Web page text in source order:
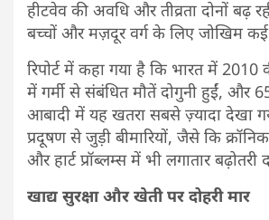
हीटवेव की अवधि और तीव्रता दोनों बढ़
बच्चों और मज़दूर वर्ग के लिए जोखिम कई
रिपोर्ट में कहा गया है कि भारत में
में गर्मी से संबंधित मौतें दोगुनी हुईं, और
आबादी में यह खतरा सबसे ज़्यादा देखा
प्रदूषण से जुड़ी बीमारियों, जैसे कि क्रॉनिक
और हार्ट प्रॉब्लम्स में भी लगातार बढ़ोतरी
खाद्य सुरक्षा और खेती पर दोहरी मार